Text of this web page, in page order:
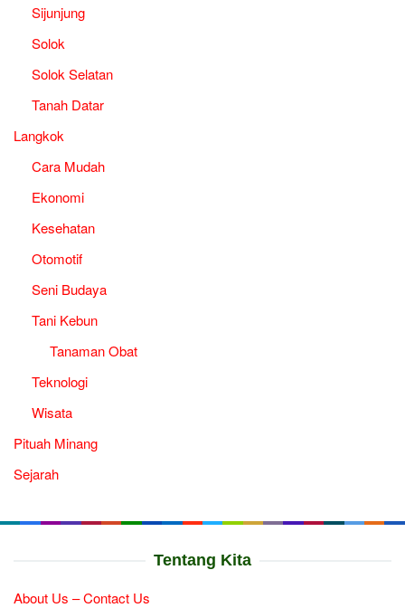
Sijunjung
Solok
Solok Selatan
Tanah Datar
Langkok
Cara Mudah
Ekonomi
Kesehatan
Otomotif
Seni Budaya
Tani Kebun
Tanaman Obat
Teknologi
Wisata
Pituah Minang
Sejarah
Tentang Kita
About Us – Contact Us